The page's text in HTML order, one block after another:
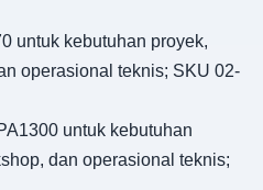
untuk kebutuhan proyek,
operasional teknis; SKU 02-
untuk kebutuhan
dan operasional teknis;